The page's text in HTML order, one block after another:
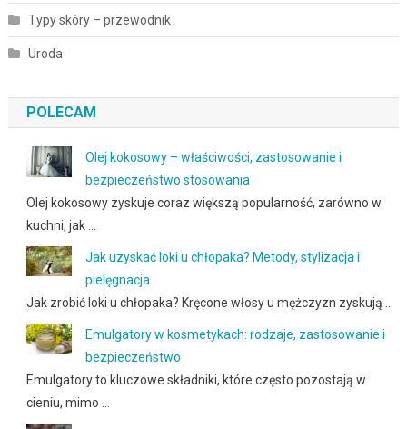
Typy skóry – przewodnik
Uroda
POLECAM
Olej kokosowy – właściwości, zastosowanie i
bezpieczeństwo stosowania
Olej kokosowy zyskuje coraz większą popularność, zarówno w
kuchni, jak …
Jak uzyskać loki u chłopaka? Metody, stylizacja i
pielęgnacja
Jak zrobić loki u chłopaka? Kręcone włosy u mężczyzn zyskują …
Emulgatory w kosmetykach: rodzaje, zastosowanie i
bezpieczeństwo
Emulgatory to kluczowe składniki, które często pozostają w
cieniu, mimo …